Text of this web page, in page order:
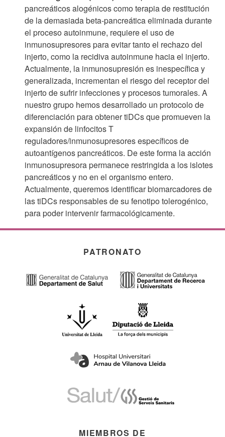
pancreáticos alogénicos como terapia de restitución
de la demasiada beta-pancreática eliminada durante
el proceso autoinmune, requiere el uso de
inmunosupresores para evitar tanto el rechazo del
injerto, como la recidiva autoinmune hacia el injerto.
Actualmente, la inmunosupresión es inespecífica y
generalizada, incrementan el riesgo del receptor del
injerto de sufrir infecciones y procesos tumorales. A
nuestro grupo hemos desarrollado un protocolo de
diferenciación para obtener tiDCs que promueven la
expansión de linfocitos T
reguladores/inmunosupresores específicos de
autoantígenos pancreáticos. De este forma la acción
inmunosupresora permanece restringida a los islotes
pancreáticos y no en el organismo entero.
Actualmente, queremos identificar biomarcadores de
las tiDCs responsables de su fenotipo tolerogénico,
para poder intervenir farmacológicamente.
PATRONATO
MIEMBROS DE